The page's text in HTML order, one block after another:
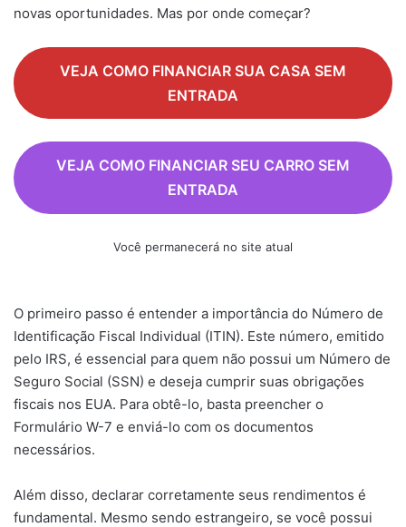
novas oportunidades. Mas por onde começar?​
VEJA COMO FINANCIAR SUA CASA SEM
ENTRADA
VEJA COMO FINANCIAR SEU CARRO SEM
ENTRADA
Você permanecerá no site atual
O primeiro passo é entender a importância do Número de
Identificação Fiscal Individual (ITIN). Este número, emitido
pelo IRS, é essencial para quem não possui um Número de
Seguro Social (SSN) e deseja cumprir suas obrigações
fiscais nos EUA. Para obtê-lo, basta preencher o
Formulário W-7 e enviá-lo com os documentos
necessários.​
Além disso, declarar corretamente seus rendimentos é
fundamental. Mesmo sendo estrangeiro, se você possui